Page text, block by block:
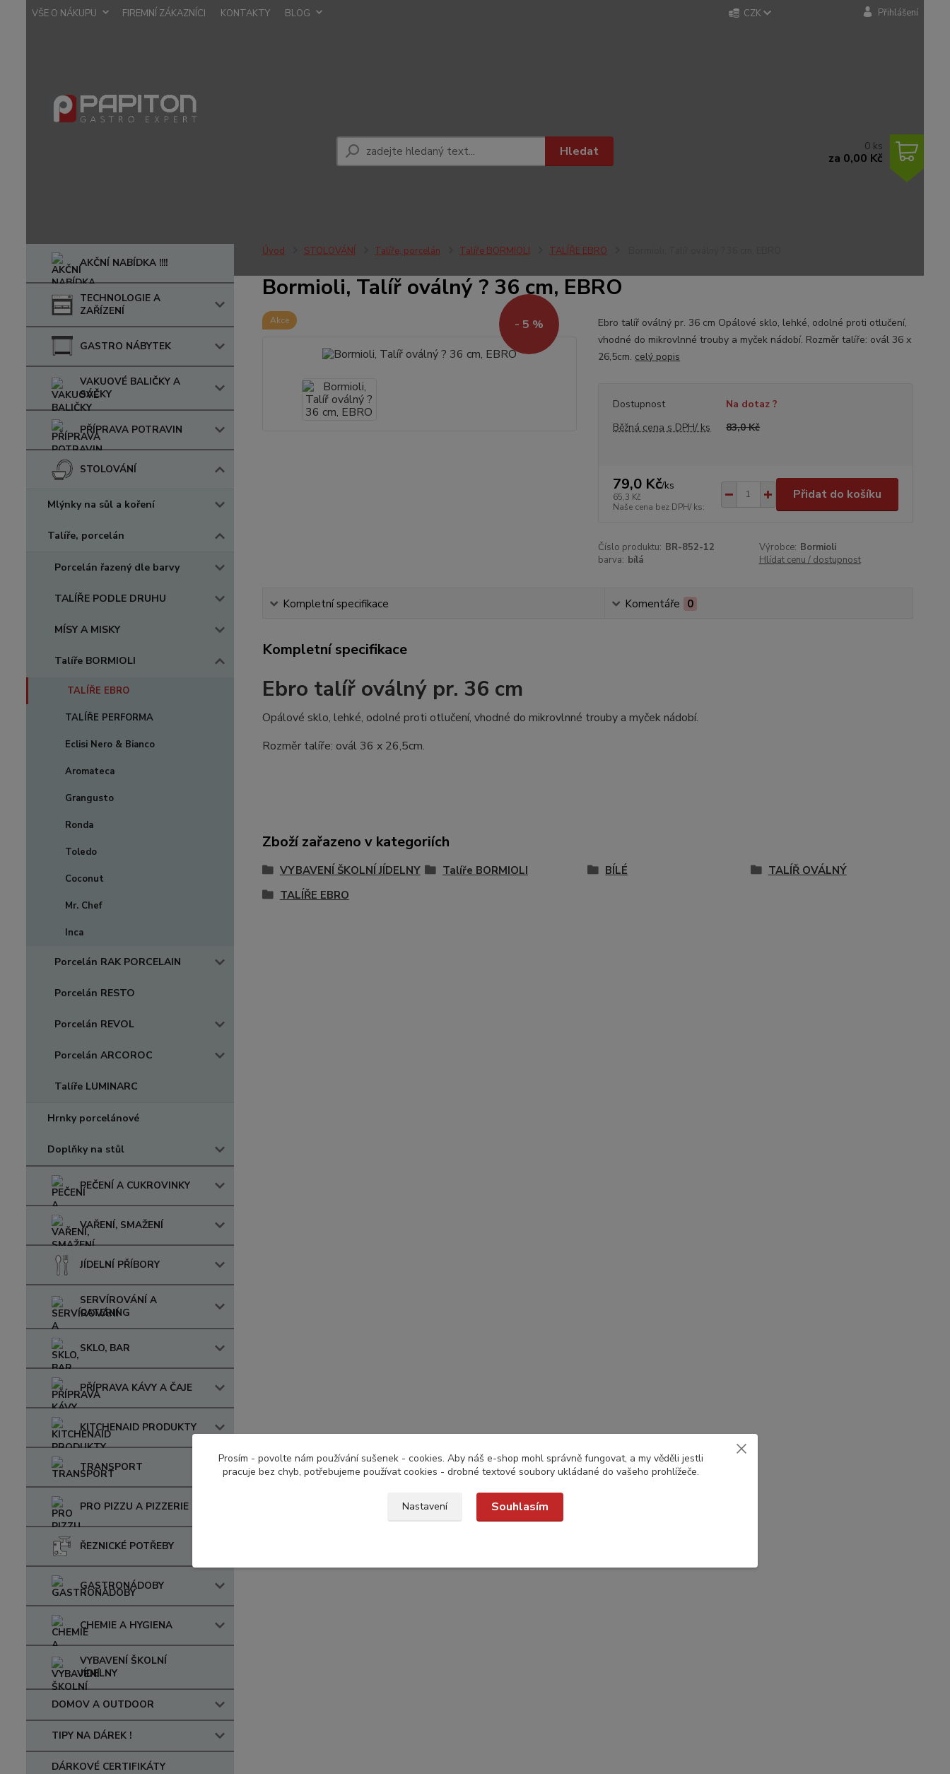
VŠE O NÁKUPU FIREMNÍ ZÁKAZNÍCI KONTAKTY BLOG CZK Přihlášení
Hledat 0 ks
za 0,00 Kč
AKČNÍ NABÍDKA !!!!
TECHNOLOGIE A
ZAŘÍZENÍ
GASTRO NÁBYTEK
VAKUOVÉ BALIČKY A
SÁČKY
PŘÍPRAVA POTRAVIN
STOLOVÁNÍ
Mlýnky na sůl a koření
Talíře, porcelán
Porcelán řazený dle barvy
TALÍŘE PODLE DRUHU
MÍSY A MISKY
Talíře BORMIOLI
TALÍŘE EBRO
TALÍŘE PERFORMA
Eclisi Nero & Bianco
Aromateca
Grangusto
Ronda
Toledo
Coconut
Mr. Chef
Inca
Porcelán RAK PORCELAIN
Porcelán RESTO
Porcelán REVOL
Porcelán ARCOROC
Talíře LUMINARC
Hrnky porcelánové
Doplňky na stůl
PEČENÍ A CUKROVINKY
VAŘENÍ, SMAŽENÍ
JÍDELNÍ PŘÍBORY
SERVÍROVÁNÍ A
CATERING
SKLO, BAR
PŘÍPRAVA KÁVY A ČAJE
KITCHENAID PRODUKTY
TRANSPORT
PRO PIZZU A PIZZERIE
ŘEZNICKÉ POTŘEBY
GASTRONÁDOBY
CHEMIE A HYGIENA
VYBAVENÍ ŠKOLNÍ
JÍDELNY
DOMOV A OUTDOOR
TIPY NA DÁREK !
DÁRKOVÉ CERTIFIKÁTY
Úvod STOLOVÁNÍ Talíře, porcelán Talíře BORMIOLI TALÍŘE EBRO
Bormioli, Talíř oválný ? 36 cm, EBRO
Akce - 5 %
Ebro talíř oválný pr. 36 cm Opálové sklo, lehké, odolné proti otlučení,
vhodné do mikrovlnné trouby a myček nádobí. Rozměr talíře: ovál 36 x
26,5cm. celý popis
Dostupnost
Na dotaz ?
Běžná cena s DPH/ ks
83,0 Kč
79,0 Kč/ks
65,3 Kč
Naše cena bez DPH/ ks:
Přidat do košíku
Číslo produktu: BR-852-12 Výrobce: Bormioli
barva: bílá Hlídat cenu / dostupnost
Kompletní specifikace Komentáře 0
Kompletní specifikace
Ebro talíř oválný pr. 36 cm
Opálové sklo, lehké, odolné proti otlučení, vhodné do mikrovlnné trouby a myček nádobí.
Rozměr talíře: ovál 36 x 26,5cm.
Zboží zařazeno v kategoriích
VYBAVENÍ ŠKOLNÍ JÍDELNY Talíře BORMIOLI BÍLÉ
TALÍŘ OVÁLNÝ
TALÍŘE EBRO
Prosím - povolte nám používání sušenek - cookies. Aby náš e-shop mohl správně fungovat, a my věděli jestli
pracuje bez chyb, potřebujeme používat cookies - drobné textové soubory ukládané do vašeho prohlížeče.
Nastavení Souhlasím